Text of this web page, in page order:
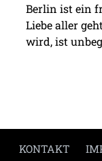
Berlin ist ein
Liebe aller
wird, ist
KONTAKT